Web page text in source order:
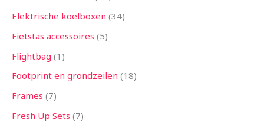
Elektrische koelboxen 34
Fietstas accessoires 5
Flightbag 1
Footprint en grondzeilen 18
Frames 7
Fresh Up Sets 7